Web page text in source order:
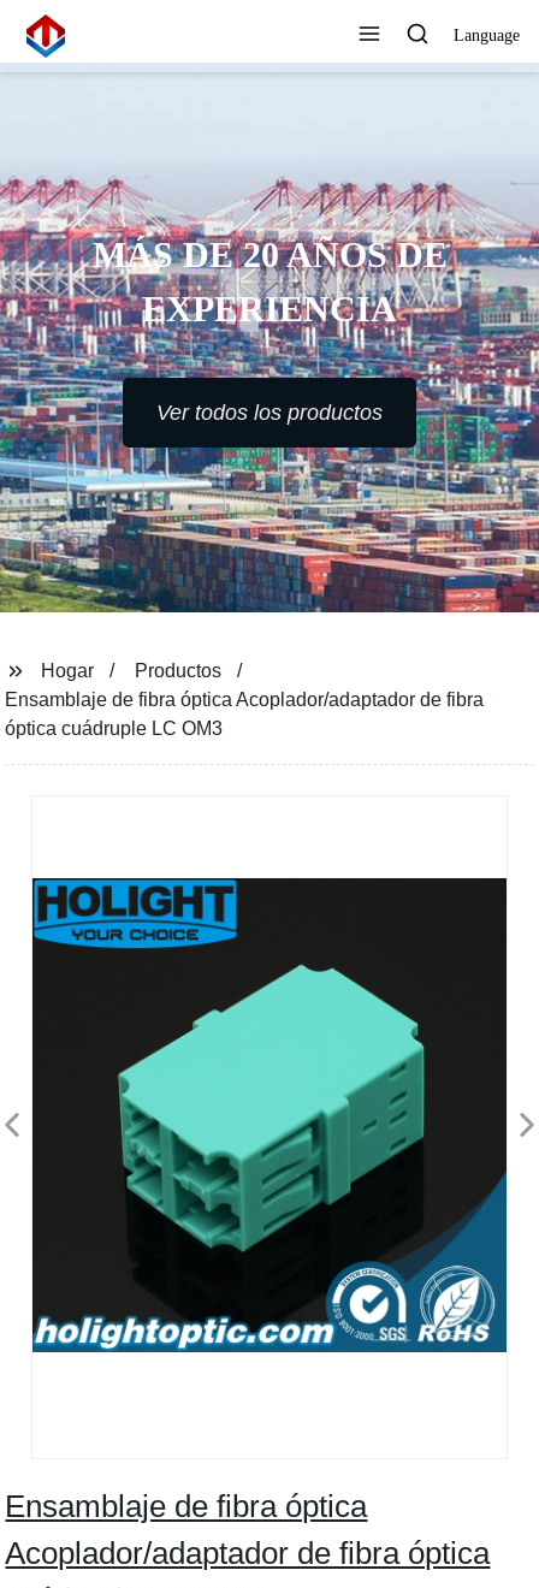
Language
Hogar
Productos
Ensamblaje de fibra óptica Acoplador/adaptador de fibra
óptica cuádruple LC OM3
Ensamblaje de fibra óptica
Acoplador/adaptador de fibra óptica